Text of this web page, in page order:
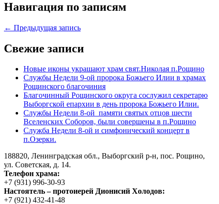
Навигация по записям
← Предыдущая запись
Свежие записи
Новые иконы украшают храм свят.Николая п.Рощино
Службы Недели 9-ой пророка Божьего Илии в храмах
Рощинского благочиния
Благочинный Рощинского округа сослужил секретарю
Выборгской епархии в день пророка Божьего Илии.
Службы Недели 8-ой памяти святых отцов шести
Вселенских Соборов, были совершены в п.Рощино
Служба Недели 8-ой и симфонический концерт в
п.Озерки.
188820, Ленинградская обл., Выборгский р-н, пос. Рощино,
ул. Советская, д. 14.
Телефон храма:
+7 (931) 996-30-93
Настоятель – протоиерей Дионисий Холодов:
+7 (921) 432-41-48